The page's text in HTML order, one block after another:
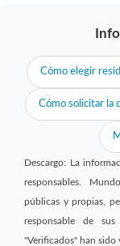
Cómo elegir
Cómo solicitar la
Descargo: La
responsables.
públicas y propias,
responsable de
"Verificados" han